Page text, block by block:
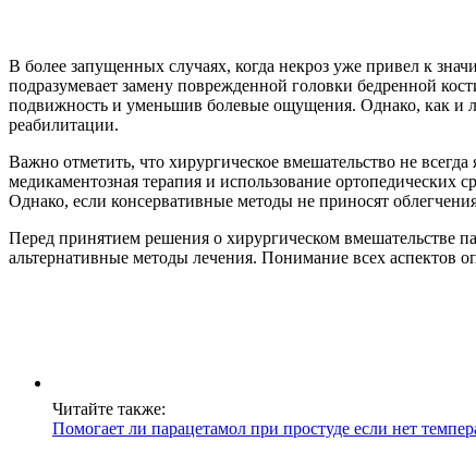
В более запущенных случаях, когда некроз уже привел к
подразумевает замену поврежденной головки бедренной
подвижность и уменьшив болевые ощущения. Однако, как и
реабилитации.
Важно отметить, что хирургическое вмешательство не
медикаментозная терапия и использование ортопедических
Однако, если консервативные методы не приносят
Перед принятием решения о хирургическом вмешательстве
альтернативные методы лечения. Понимание всех аспектов
Читайте также:
Помогает ли парацетамол при простуде если нет